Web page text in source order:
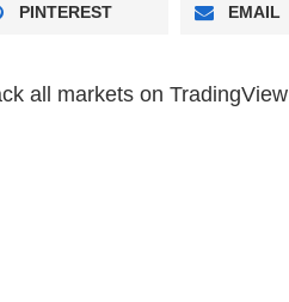
PINTEREST EMAIL
all markets on TradingView